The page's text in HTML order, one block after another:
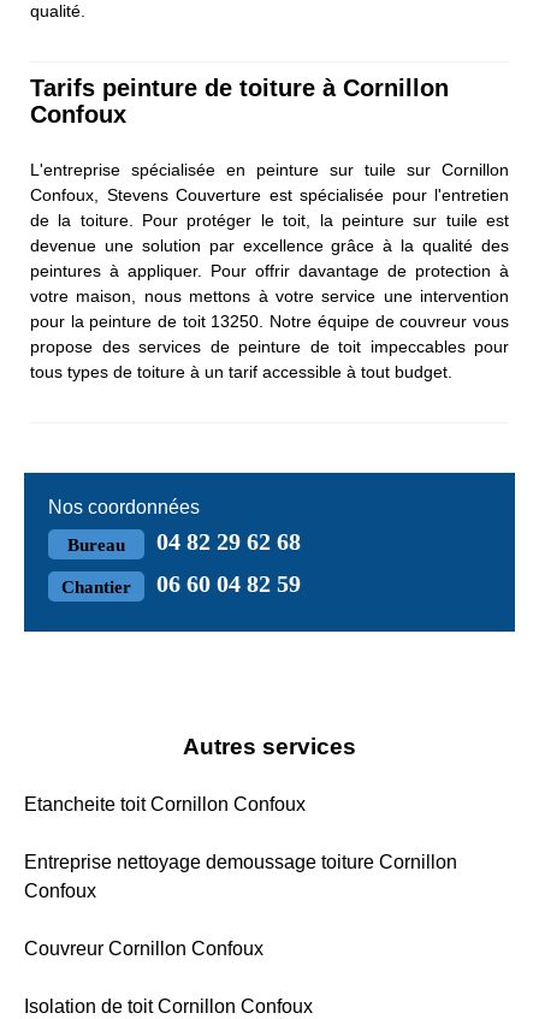
qualité.
Tarifs peinture de toiture à Cornillon
Confoux
L'entreprise spécialisée en peinture sur tuile sur Cornillon
Confoux, Stevens Couverture est spécialisée pour l'entretien
de la toiture. Pour protéger le toit, la peinture sur tuile est
devenue une solution par excellence grâce à la qualité des
peintures à appliquer. Pour offrir davantage de protection à
votre maison, nous mettons à votre service une intervention
pour la peinture de toit 13250. Notre équipe de couvreur vous
propose des services de peinture de toit impeccables pour
tous types de toiture à un tarif accessible à tout budget.
Nos coordonnées
Bureau 04 82 29 62 68
Chantier 06 60 04 82 59
Autres services
Etancheite toit Cornillon Confoux
Entreprise nettoyage demoussage toiture Cornillon
Confoux
Couvreur Cornillon Confoux
Isolation de toit Cornillon Confoux